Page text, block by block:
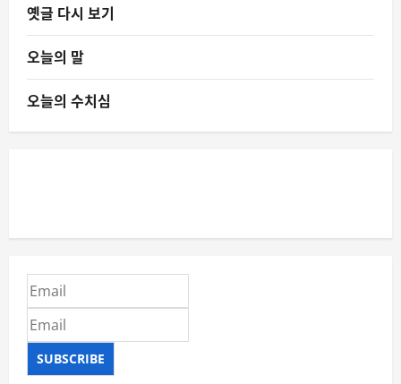
옛글 다시 보기
오늘의 말
오늘의 수치심
SUBSCRIBE